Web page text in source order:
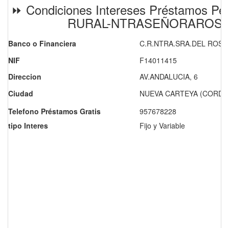
⏩ Condiciones Intereses Préstamos
RURAL-
Banco o Financiera
C.R.NTRA.SRA.DEL
NIF
F14011415
Direccion
AV.ANDALUCIA, 6
Ciudad
NUEVA CARTEYA
Telefono Préstamos Gratis
957678228
tipo Interes
Fijo y Variable